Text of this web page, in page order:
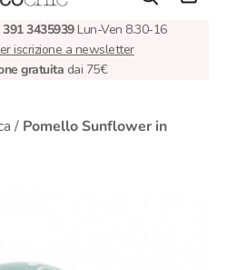
391 3435939Lun-Ven 8.30-16
iscrizione a newsletter
gratuita dai 75€
/ Pomello Sunflower in